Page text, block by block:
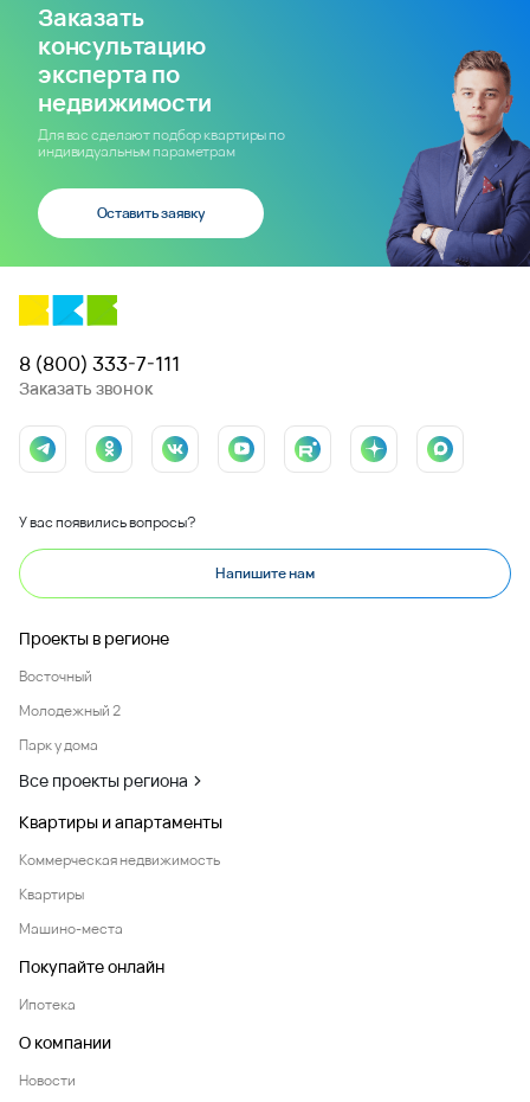
Заказать
консультацию
эксперта по
недвижимости
Для вас сделают подбор квартиры по
индивидуальным параметрам
Оставить заявку
8 (800) 333-7-111
Заказать звонок
У вас появились вопросы?
Напишите нам
Проекты в регионе
Восточный
Молодежный 2
Парк у дома
Все проекты региона
Квартиры и апартаменты
Коммерческая недвижимость
Квартиры
Машино-места
Покупайте онлайн
Ипотека
О компании
Новости